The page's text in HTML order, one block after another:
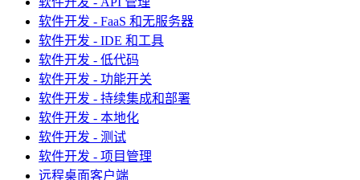
软件开发 - FaaS 和无服务器
软件开发 - IDE 和工具
软件开发 - 低代码
软件开发 - 功能开关
软件开发 - 持续集成和部署
软件开发 - 本地化
软件开发 - 测试
软件开发 - 项目管理
远程桌面客户端